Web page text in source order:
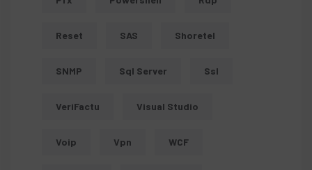
Reset SAS Shoretel
SNMP Sql Server Ssl
VeriFactu Visual Studio
Voip Vpn WCF